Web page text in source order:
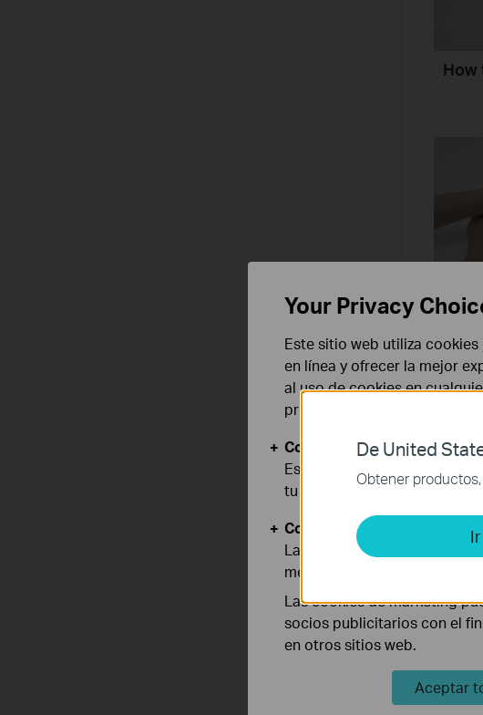
How
Mop
De United
Obtener
Ir
Your Privacy
Este sitio web utiliza
en línea y ofrecer la mejor
al uso de cookies en
privacidad
Cookies Básicas
Estas cookies son
tu sistema.
Cookies de Análisis y de
Las cookies de análisis nos
mejorar y adaptar la
Las cookies de marketing
socios publicitarios con el
en otros sitios web.
Aceptar